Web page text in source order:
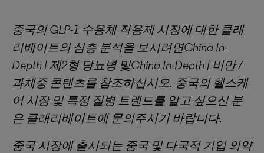
중국의 GLP-1 수용체 작용제시장에대한 클래
리베이트의 심층 분석을 보시려면China In-
Depth | 제2형 당뇨병 및China In-Depth | 비만 /
과체중 콘텐츠를 참조하십시오. 중국의 헬스케
어시장 및 특정 질병트렌드를 알고 싶으신 분
은 클래리베이트에 문의주시기 바랍니다.
중국 시장에 출시되는 중국 및 다국적 기업 의약